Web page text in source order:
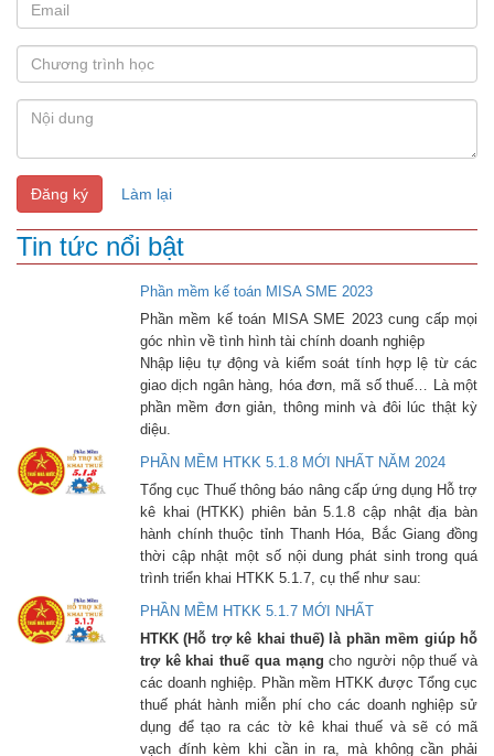
Đăng ký Làm lại
Tin tức nổi bật
Phần mềm kế toán MISA SME 2023
Phần mềm kế toán MISA SME 2023 cung cấp mọi
góc nhìn về tình hình tài chính doanh nghiệp
Nhập liệu tự động và kiểm soát tính hợp lệ từ các
giao dịch ngân hàng, hóa đơn, mã số thuế… Là một
phần mềm đơn giản, thông minh và đôi lúc thật kỳ
diệu.
PHẦN MỀM HTKK 5.1.8 MỚI NHẤT NĂM 2024
Tổng cục Thuế thông báo nâng cấp ứng dụng Hỗ trợ
kê khai (HTKK) phiên bản 5.1.8 cập nhật địa bàn
hành chính thuộc tỉnh Thanh Hóa, Bắc Giang đồng
thời cập nhật một số nội dung phát sinh trong quá
trình triển khai HTKK 5.1.7, cụ thể như sau:
PHẦN MỀM HTKK 5.1.7 MỚI NHẤT
HTKK (Hỗ trợ kê khai thuế) là phần mềm giúp hỗ
trợ kê khai thuế qua mạng cho người nộp thuế và
các doanh nghiệp. Phần mềm HTKK được Tổng cục
thuế phát hành miễn phí cho các doanh nghiệp sử
dụng để tạo ra các tờ kê khai thuế và sẽ có mã
vạch đính kèm khi cần in ra, mà không cần phải